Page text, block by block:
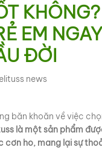
EM
ĐỜI
news
băn khoăn về việc
là một sản phẩm
ho, mang lại sự